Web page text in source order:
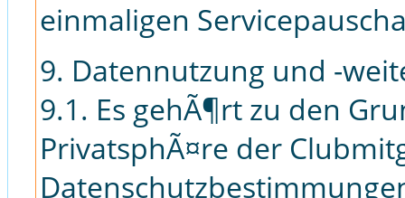
einmaligen
9. Datennutzung und -
9.1. Es gehÃ¶rt zu den
PrivatsphÃ¤re der